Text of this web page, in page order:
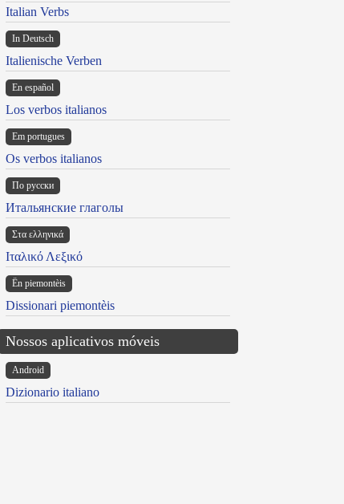
Italian Verbs
In Deutsch
Italienische Verben
En español
Los verbos italianos
Em portugues
Os verbos italianos
По русски
Итальянские глаголы
Στα ελληνικά
Ιταλικό Λεξικό
Ën piemontèis
Dissionari piemontèis
Nossos aplicativos móveis
Android
Dizionario italiano